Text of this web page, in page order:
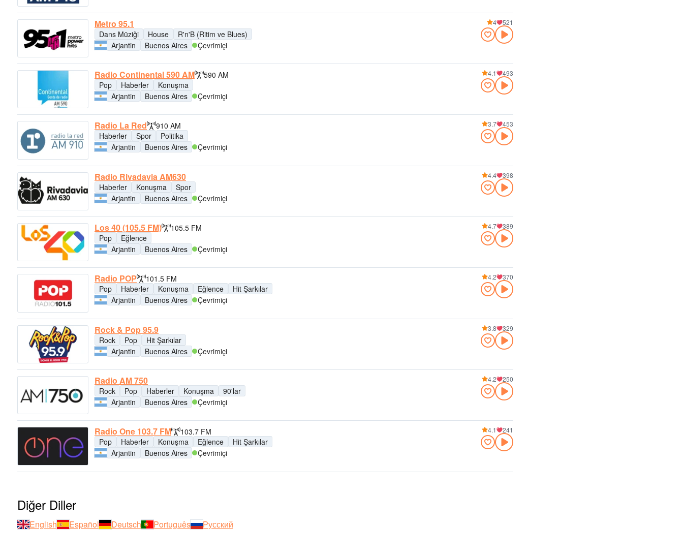
Metro 95.1
Dans Müziği House
R'n'B (Ritim ve Blues)
Arjantin
Buenos Aires Çevrimiçi
4 521
Radio Continental 590 AM
590 AM
Pop
Haberler
Konuşma
Arjantin
Buenos Aires Çevrimiçi
4.1 493
Radio La Red
910 AM
Haberler
Spor
Politika
Arjantin
Buenos Aires Çevrimiçi
3.7 453
Radio Rivadavia AM630
Haberler Konuşma
Spor
Arjantin
Buenos Aires Çevrimiçi
4.4 398
Los 40 (105.5 FM)
105.5 FM
Pop
Eğlence
Arjantin
Buenos Aires Çevrimiçi
4.7 389
Radio POP
101.5 FM
Pop
Haberler Konuşma Eğlence
Hit Şarkılar
Arjantin
Buenos Aires Çevrimiçi
4.2 370
Rock & Pop 95.9
Rock Pop
Hit Şarkılar
Arjantin
Buenos Aires Çevrimiçi
3.8 329
Radio AM 750
Rock Pop Haberler Konuşma
90'lar
Arjantin
Buenos Aires Çevrimiçi
4.2 250
Radio One 103.7 FM
103.7 FM
Pop
Haberler Konuşma Eğlence
Hit Şarkılar
Arjantin
Buenos Aires Çevrimiçi
4.1 241
Diğer Diller
English Español Deutsch Português Русский